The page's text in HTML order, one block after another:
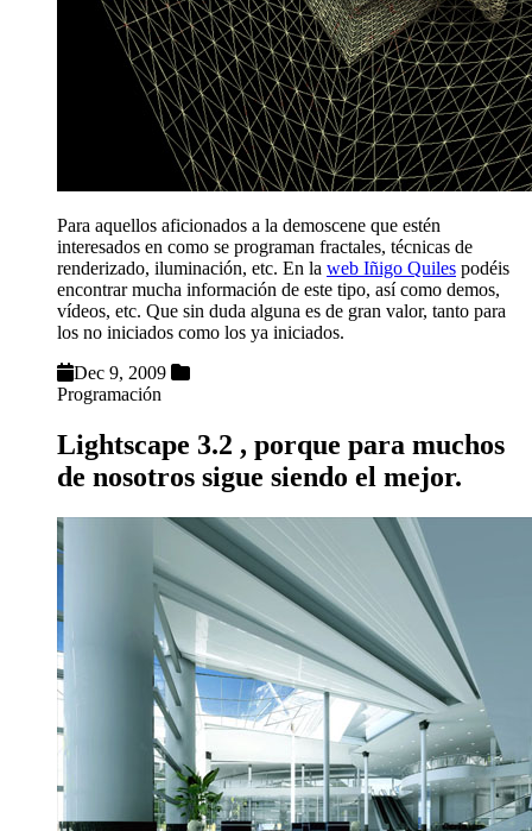
Para aquellos aficionados a la demoscene que estén
interesados en como se programan fractales, técnicas de
renderizado, iluminación, etc. En la web Iñigo Quiles podéis
encontrar mucha información de este tipo, así como demos,
vídeos, etc. Que sin duda alguna es de gran valor, tanto para
los no iniciados como los ya iniciados.
Dec 9, 2009
Programación
Lightscape 3.2 , porque para muchos
de nosotros sigue siendo el mejor.